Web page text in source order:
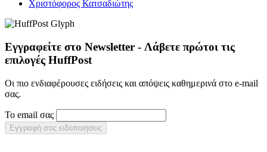
Χριστόφορος Κατσαδιώτης
Εγγραφείτε στο Newsletter - Λάβετε πρώτοι τις
επιλογές HuffPost
Οι πιο ενδιαφέρουσες ειδήσεις και απόψεις καθημερινά στο e-mail
σας.
Το email σας
Εγγραφή στις ειδοποιήσεις